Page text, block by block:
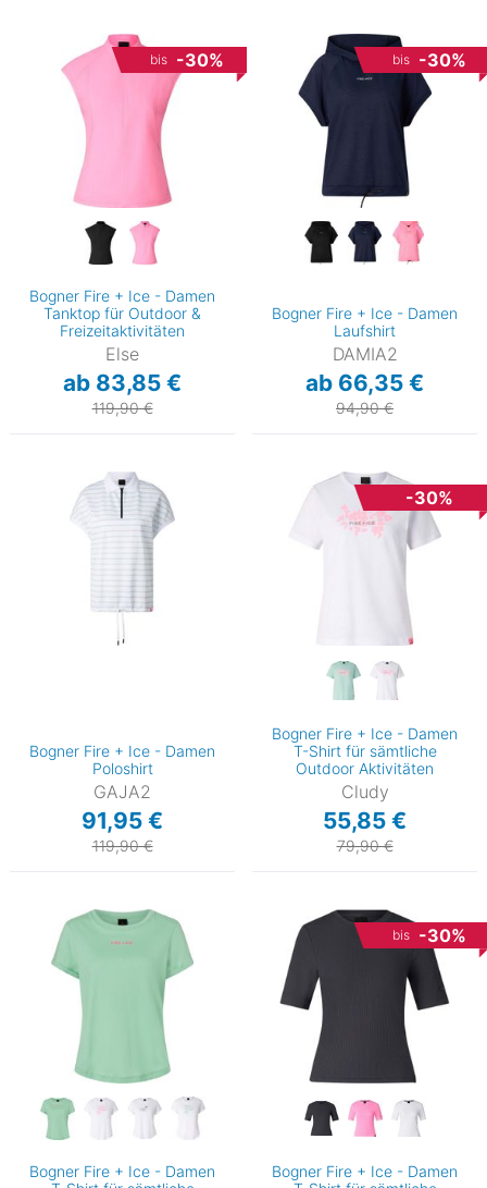
bis -30%
Bogner Fire + Ice - Damen
Tanktop für Outdoor &
Freizeitaktivitäten
Else
ab 83,85 €
119,90 €
bis -30%
Bogner Fire + Ice - Damen
Laufshirt
DAMIA2
ab 66,35 €
94,90 €
Bogner Fire + Ice - Damen
Poloshirt
GAJA2
91,95 €
119,90 €
-30%
Bogner Fire + Ice - Damen
T-Shirt für sämtliche
Outdoor Aktivitäten
Cludy
55,85 €
79,90 €
Bogner Fire + Ice - Damen
bis -30%
Bogner Fire + Ice - Damen